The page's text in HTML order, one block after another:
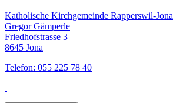
Katholische Kirchgemeinde Rapperswil-Jona
Gregor Gämperle
Friedhofstrasse 3
8645 Jona
Telefon: 055 225 78 40